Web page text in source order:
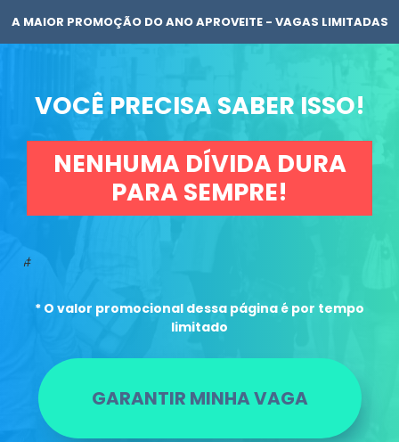
A MAIOR PROMOÇÃO DO ANO APROVEITE - VAGAS LIMITADAS
VOCÊ PRECISA SABER ISSO!
NENHUMA DÍVIDA DURA
PARA SEMPRE!
#
* O valor promocional dessa página é por tempo
limitado
GARANTIR MINHA VAGA